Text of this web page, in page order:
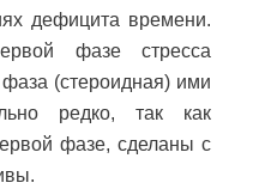
дефицита времени.
фазе стресса
(стероидная) ими
редко, так как
фазе, сделаны с